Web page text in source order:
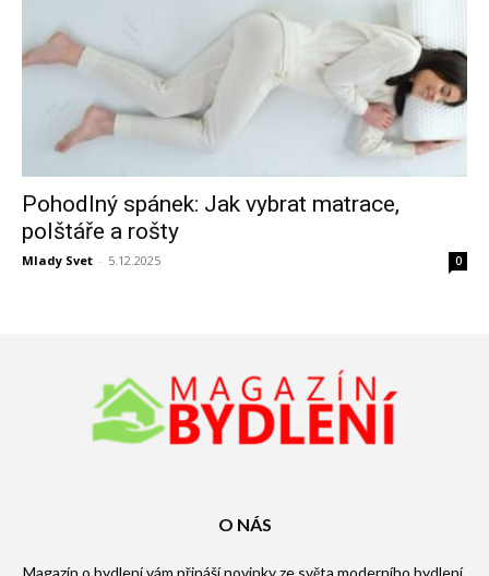
Pohodlný spánek: Jak vybrat matrace,
polštáře a rošty
Mlady Svet - 5.12.2025 0
O NÁS
Magazín o bydlení vám přináší novinky ze světa moderního bydlení.